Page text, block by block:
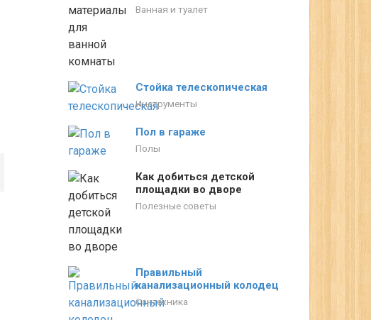
Ванная и туалет
Стойка телескопическая
Инструменты
Пол в гараже
Полы
Как добиться детской
площадки во дворе
Полезные советы
Правильный
канализационный колодец
Сантехника